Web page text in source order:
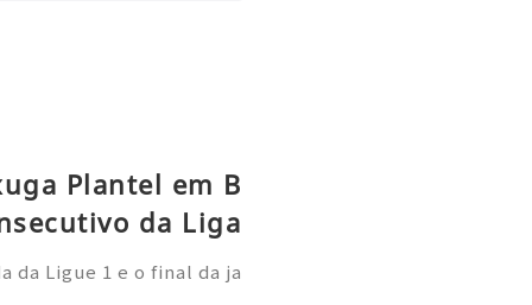
Plantel em B
da Liga
da Ligue 1 e o final da ja